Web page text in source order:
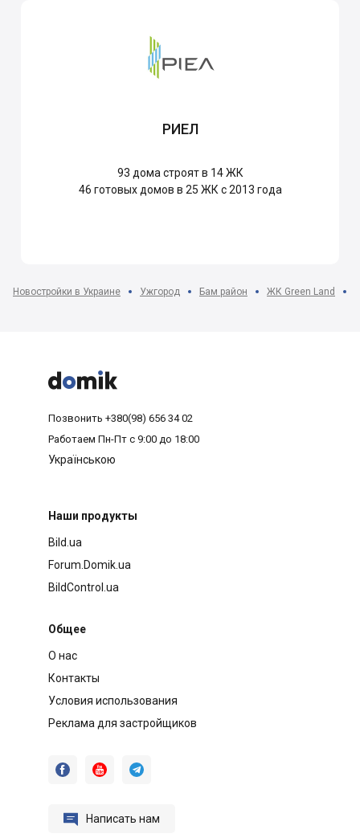
РИЕЛ
93 дома строят в 14 ЖК
46 готовых домов в 25 ЖК с 2013 года
Новостройки в Украине Ужгород Бам район ЖК Green Land



Позвонить +380(98) 656 34 02
Работаем Пн-Пт с 9:00 до 18:00
Українською
Наши продукты
Bild.ua
Forum.Domik.ua
BildControl.ua
Общее
О нас
Контакты
Условия использования
Реклама для застройщиков
  
 Написать нам